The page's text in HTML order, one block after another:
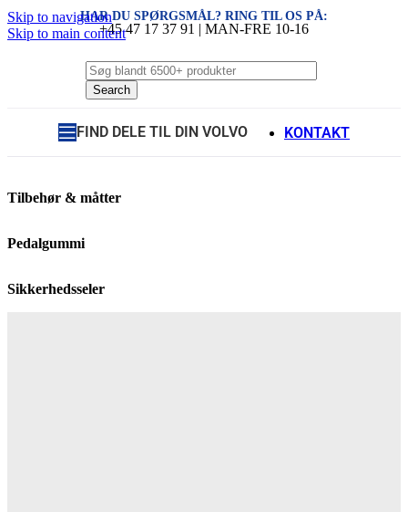
Skip to navigation
Skip to main content
HAR DU SPØRGSMÅL? RING TIL OS PÅ:
+45 47 17 37 91 | MAN-FRE 10-16
Search
FIND DELE TIL DIN VOLVO KONTAKT
Tilbehør & måtter
Pedalgummi
Sikkerhedsseler